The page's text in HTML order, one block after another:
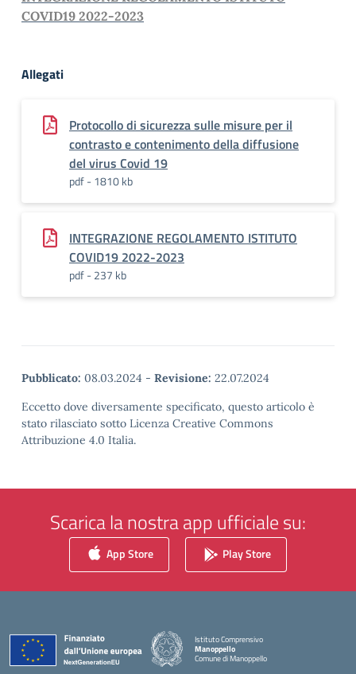
COVID19 2022-2023
Allegati
Protocollo di sicurezza sulle misure per il
contrasto e contenimento della diffusione
del virus Covid 19
pdf - 1810 kb
INTEGRAZIONE REGOLAMENTO ISTITUTO
COVID19 2022-2023
pdf - 237 kb
Pubblicato: 08.03.2024 - Revisione: 22.07.2024
Eccetto dove diversamente specificato, questo articolo è
stato rilasciato sotto Licenza Creative Commons
Attribuzione 4.0 Italia.
Scarica la nostra app ufficiale su:
App Store Play Store
Istituto Comprensivo
Manoppello
Comune di Manoppello
— Visita la pagina iniziale della scuola